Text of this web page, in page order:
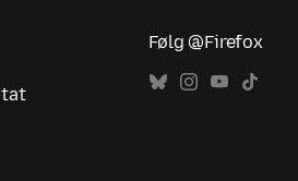
Følg @Firefox